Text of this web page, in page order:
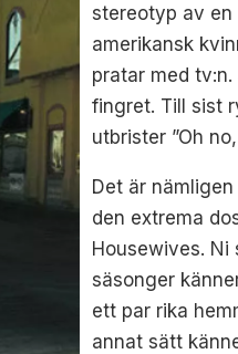
stereotyp av en
amerikansk
pratar med
fingret. Till sist
utbrister ”Oh no,
Det är
den extrema
Housewives. Ni
säsonger
ett par rika
annat sätt